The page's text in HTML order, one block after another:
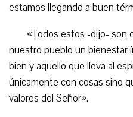
estamos llegando a buen
«Todos estos -dijo- son
nuestro pueblo un bienestar
bien y aquello que lleva al
únicamente con cosas sino
valores del Señor».